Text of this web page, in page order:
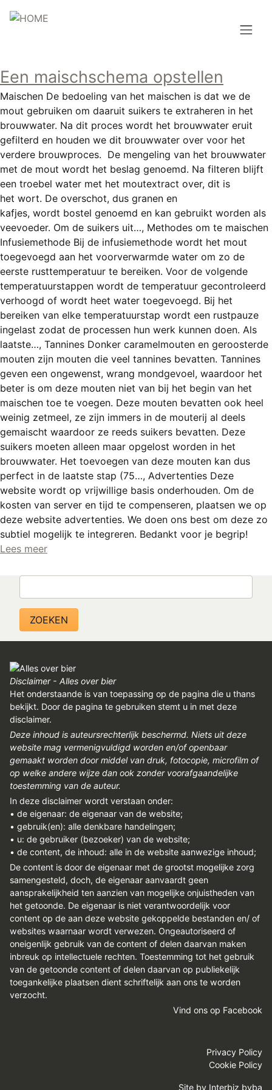
en
gaan
Topmenu
INLOGGEN
REGISTREREN
ADVERTEREN
MELDPUNT
PERS/PUBLICATIES
FACEBOOK
LINKS
Hoofdnavigatie
HOME
BROUWEN
BLOG
AANBOD
AGENDA
CONTACT
Een maischschema opstellen
Maischen De bedoeling van het maischen is dat we de
mout gebruiken om daaruit suikers te extraheren in het
brouwwater. Na dit proces wordt het brouwwater eruit
gefilterd en houden we dit brouwwater over voor het
verdere brouwproces. De mengeling van het brouwwater
met de mout wordt het beslag genoemd. Na filteren blijft
een troebel water met het moutextract over, dit is
het wort. De overschot, dus granen en
kafjes, wordt bostel genoemd en kan gebruikt worden als
veevoeder. Om de suikers uit…, Methodes om te maischen
Infusiemethode Bij de infusiemethode wordt het mout
toegevoegd aan het voorverwarmde water om zo de
eerste rusttemperatuur te bereiken. Voor de volgende
temperatuurstappen wordt de temperatuur gecontroleerd
verhoogd of wordt heet water toegevoegd. Bij het
bereiken van elke temperatuurstap wordt een rustpauze
ingelast zodat de processen hun werk kunnen doen. Als
laatste…, Tannines Donker caramelmouten en geroosterde
mouten zijn mouten die veel tannines bevatten. Tannines
geven een ongewenst, wrang mondgevoel, waardoor het
beter is om deze mouten niet van bij het begin van het
maischen toe te voegen. Deze mouten bevatten ook heel
weinig zetmeel, ze zijn immers in de mouterij al deels
gemaischt waardoor ze reeds suikers bevatten. Deze
suikers moeten alleen maar opgelost worden in het
brouwwater. Het toevoegen van deze mouten kan dus
perfect in de laatste stap (75…, Advertenties Deze
website wordt op vrijwillige basis onderhouden. Om de
kosten van server en tijd te compenseren, plaatsen we op
deze website advertenties. We doen ons best om deze zo
subtiel mogelijk te integreren. Bedankt voor je begrip!
Lees meer
Disclaimer - Alles over bier
Het onderstaande is van toepassing op de pagina die u thans
bekijkt. Door de pagina te gebruiken stemt u in met deze
disclaimer.
Deze inhoud is auteursrechterlijk beschermd. Niets uit deze
website mag vermenigvuldigd worden en/of openbaar
gemaakt worden door middel van druk, fotocopie, microfilm of
op welke andere wijze dan ook zonder voorafgaandelijke
toestemming van de auteur.
In deze disclaimer wordt verstaan onder:
• de eigenaar: de eigenaar van de website;
• gebruik(en): alle denkbare handelingen;
• u: de gebruiker (bezoeker) van de website;
• de content, de inhoud: alle in de website aanwezige inhoud;
De content is door de eigenaar met de grootst mogelijke zorg
samengesteld, doch, de eigenaar aanvaardt geen
aansprakelijkheid ten aanzien van mogelijke onjuistheden van
het getoonde. De eigenaar is niet verantwoordelijk voor
content op de aan deze website gekoppelde bestanden en/ of
websites waarnaar wordt verwezen. Ongeautoriseerd of
oneigenlijk gebruik van de content of delen daarvan maken
inbreuk op intellectuele rechten. Toestemming tot het gebruik
van de getoonde content of delen daarvan op publiekelijk
toegankelijke plaatsen dient schriftelijk aan ons te worden
verzocht.
Vind ons op Facebook
Privacy Policy
Cookie Policy
Site by Interbiz bvba